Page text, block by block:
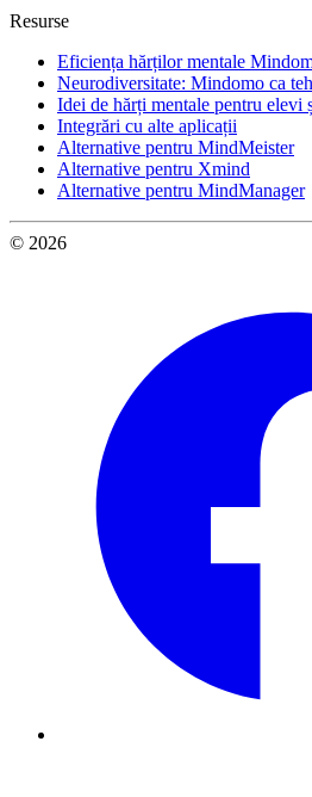
Resurse
Eficiența hărților mentale
Neurodiversitate: Mindomo ca
Idei de hărți mentale pentru elevi
Integrări cu alte aplicații
Alternative pentru MindMeister
Alternative pentru Xmind
Alternative pentru MindManager
© 2026